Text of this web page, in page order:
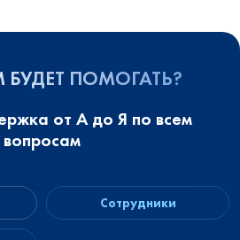
БУДЕТ ПОМОГАТЬ?
от А до Я по всем
вопросам
Сотрудники